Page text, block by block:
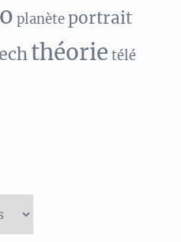
planèteportrait
théorie télé